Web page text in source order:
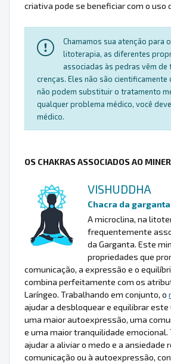
criativa pode se beneficiar com o uso
Chamamos sua atenção para
litoterapia, as diferentes
associadas às pedras vêm de
crenças. Eles não são
não podem substituir o tratamento
qualquer problema médico, você
médico.
OS CHAKRAS ASSOCIADOS AO
VISHUDDHA
Chacra da garganta
A microclina, na
frequentemente
da Garganta. Este
propriedades que
comunicação, a expressão e o
combina perfeitamente com os
Laríngeo. Trabalhando em conjunto, o
ajudar a desbloquear e equilibrar este
uma maior autoexpressão, uma
e uma maior tranquilidade emocional.
ajudar a aliviar o medo e a ansiedade
comunicação ou à autoexpressão,